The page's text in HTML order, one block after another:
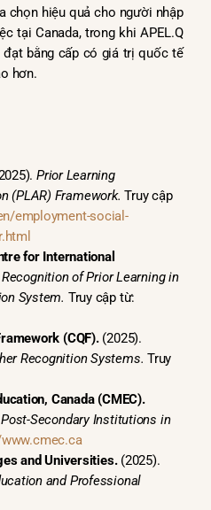
chọn hiệu quả cho người nhập
tại Canada, trong khi APEL.Q
bằng cấp có giá trị quốc tế
hơn.
Prior Learning
(PLAR) Framework. Truy cập
employment-social-
for International
Recognition of Prior Learning in
System. Truy cập từ:
(CQF).(2025).
Recognition Systems. Truy
Canada (CMEC).
Secondary Institutions in
and Universities.(2025).
and Professional